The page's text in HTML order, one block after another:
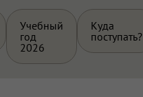
Учебный
год
2026
Куда
поступать?